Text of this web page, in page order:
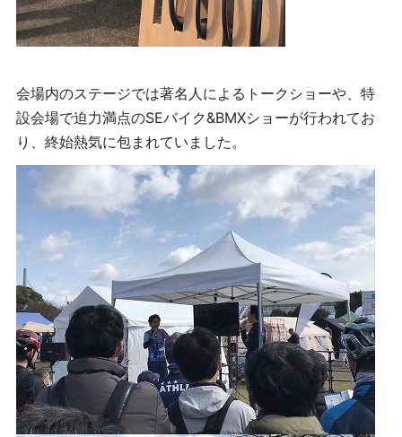
会場内のステージでは著名人によるトークショーや、特
設会場で迫力満点のSEバイク&BMXショーが行われてお
り、終始熱気に包まれていました。